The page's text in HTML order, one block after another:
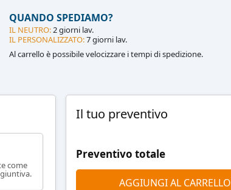
QUANDO SPEDIAMO?
IL NEUTRO:2 giorni lav.
IL PERSONALIZZATO:7 giorni lav.
Al carrello è possibile velocizzare i tempi di spedizione.
come
Il tuo preventivo
Preventivo totale
AGGIUNGI AL CARRELLO